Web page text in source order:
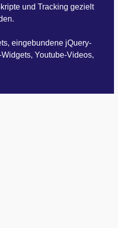
und Tracking gezielt
eingebundene jQuery-
Youtube-Videos,